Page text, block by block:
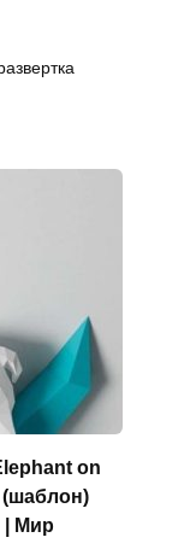
on
(шаблон)
| Мир